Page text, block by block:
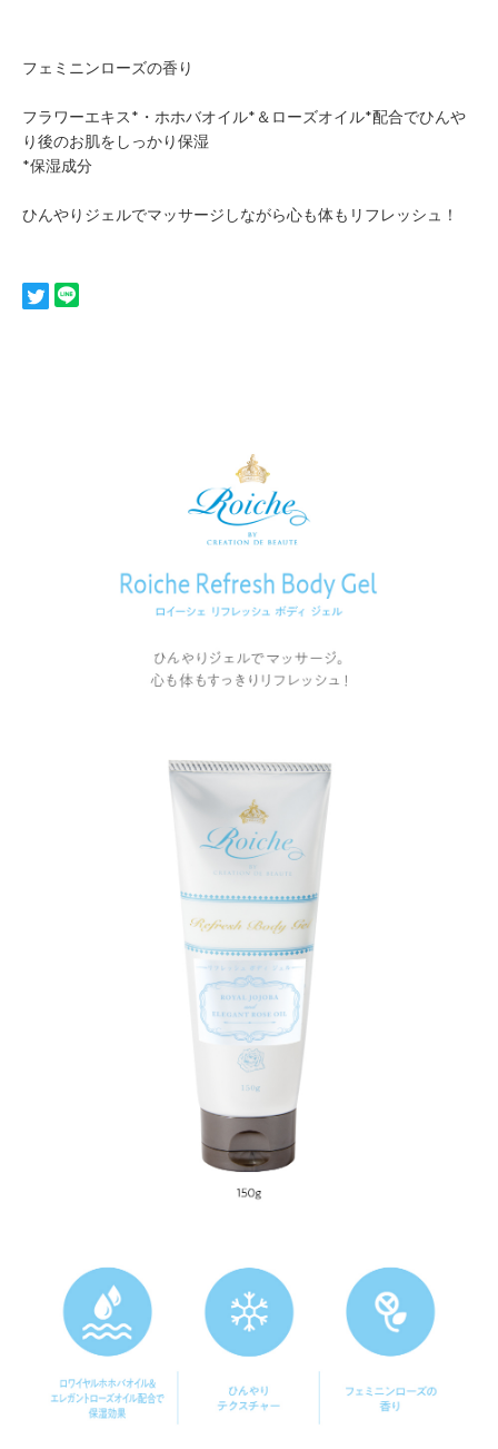
フェミニンローズの香り
フラワーエキス*・ホホバオイル*＆ローズオイル*配合でひんや
り後のお肌をしっかり保湿
*保湿成分
ひんやりジェルでマッサージしながら心も体もリフレッシュ！